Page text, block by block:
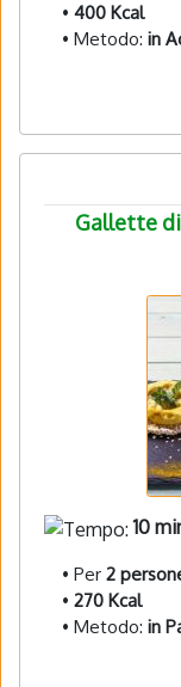
• 400 Kcal
• Metodo: in
Gallette
10
• Per 2
• 270 Kcal
• Metodo: in